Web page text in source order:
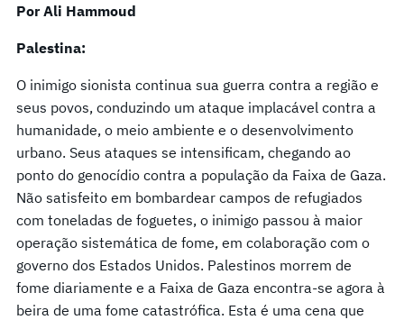
Por Ali Hammoud
Palestina:
O inimigo sionista continua sua guerra contra a região e
seus povos, conduzindo um ataque implacável contra a
humanidade, o meio ambiente e o desenvolvimento
urbano. Seus ataques se intensificam, chegando ao
ponto do genocídio contra a população da Faixa de Gaza.
Não satisfeito em bombardear campos de refugiados
com toneladas de foguetes, o inimigo passou à maior
operação sistemática de fome, em colaboração com o
governo dos Estados Unidos. Palestinos morrem de
fome diariamente e a Faixa de Gaza encontra-se agora à
beira de uma fome catastrófica. Esta é uma cena que